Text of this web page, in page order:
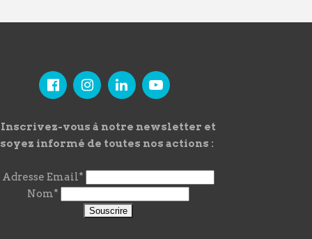
Inscrivez-vous à notre newsletter et
soyez informé de toutes nos actions :
Adresse Email*
Nom*